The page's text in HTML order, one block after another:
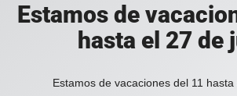
Estamos de
hasta el 27 de
Estamos de vacaciones del 11